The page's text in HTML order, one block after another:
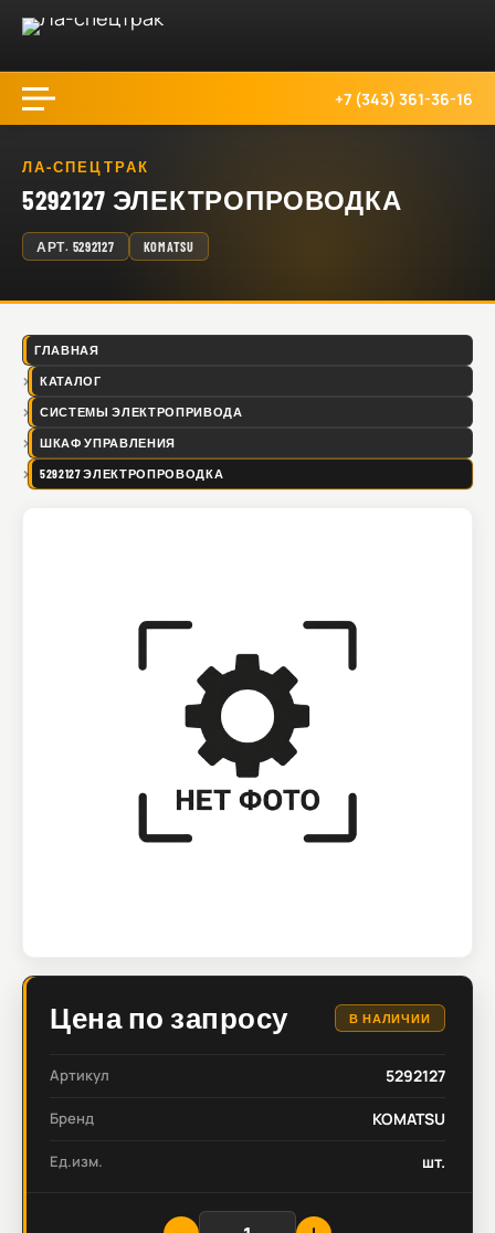
+7 (343) 361-36-16
ЛА-СПЕЦТРАК
5292127 ЭЛЕКТРОПРОВОДКА
АРТ. 5292127 KOMATSU
ГЛАВНАЯ
КАТАЛОГ
СИСТЕМЫ ЭЛЕКТРОПРИВОДА
ШКАФ УПРАВЛЕНИЯ
5292127 ЭЛЕКТРОПРОВОДКА
Цена по запросу В НАЛИЧИИ
Артикул 5292127
Бренд KOMATSU
Ед.изм. шт.